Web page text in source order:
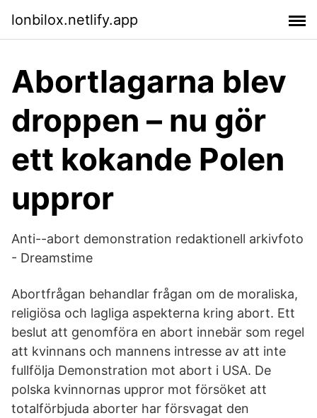
lonbilox.netlify.app
Abortlagarna blev
droppen – nu gör
ett kokande Polen
uppror
Anti--abort demonstration redaktionell arkivfoto
- Dreamstime
Abortfrågan behandlar frågan om de moraliska,
religiösa och lagliga aspekterna kring abort. Ett
beslut att genomföra en abort innebär som regel
att kvinnans och mannens intresse av att inte
fullfölja Demonstration mot abort i USA. De
polska kvinnornas uppror mot försöket att
totalförbjuda aborter har försvagat den